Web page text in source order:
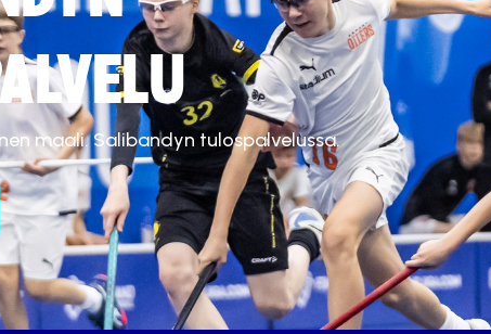
maali. Salibandyn tulospalvelussa.